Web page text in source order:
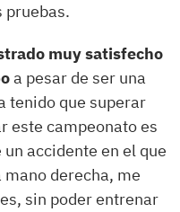
pruebas.
muy satisfecho
a pesar de ser una
tenido que superar
este campeonato es
accidente en el que
derecha, me
sin poder entrenar